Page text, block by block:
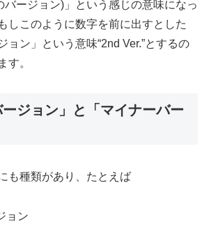
バージョン)」という感じの意味になっ
しこのように数字を前に出すとした
ョン」という意味“2nd Ver.”とするの
す。
ージョン」と「マイナーバー
も種類があり、たとえば
ョン